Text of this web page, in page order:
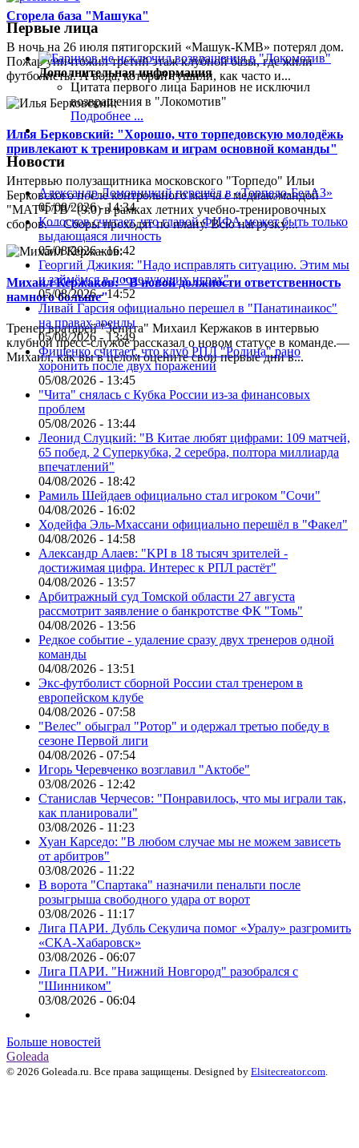
Сгорела база "Машука"
В ночь на 26 июля пятигорский «Машук-КМВ» потерял дом.
Пожар уничтожил третий этаж клубной базы, где жили
футболисты. А вода, которой тушили, как часто и...
Илья Берковский: "Хорошо, что торпедовскую молодёжь
привлекают к тренировкам и играм основной команды"
Интервью полузащитника московского "Торпедо" Ильи
Берковского после контрольного матча с медиакомандой
"МАТЧ ТВ" (9:0) в рамках летних учебно-тренировочных
сборов.— Сборы проходят по плану. Всю нагрузку,...
Михаил Кержаков: "В новой должности ответственность
намного больше"
Тренер вратарей "Зенита" Михаил Кержаков в интервью
клубной пресс-службе рассказал о новом статусе в команде.—
Михаил, как вы в целом оцените свои первые дни в...
Первые лица
Дополнительная информация
Цитата первого лица Баринов не исключил
возвращения в "Локомотив"
Подробнее ...
Новости
Александр Ломовицкий перешёл в «Торпедо-БелАЗ»
05/08/2026 - 14:34
Колосков считает, что главой ФИФА может быть только
выдающаяся личность
05/08/2026 - 16:42
Георгий Джикия: "Надо исправлять ситуацию. Этим мы
и займёмся в последующих играх"
05/08/2026 - 14:52
Ливай Гарсия официально перешел в "Панатинаикос"
на правах аренды
05/08/2026 - 13:49
Фищенко считает, что клуб РПЛ "Родина" рано
хоронить после двух поражений
05/08/2026 - 13:45
"Чита" снялась с Кубка России из-за финансовых
проблем
05/08/2026 - 13:44
Леонид Слуцкий: "В Китае любят цифрами: 109 матчей,
65 побед, 2 Суперкубка, 2 серебра, полтора миллиарда
впечатлений"
04/08/2026 - 18:42
Рамиль Шейдаев официально стал игроком "Сочи"
04/08/2026 - 16:02
Ходейфа Эль-Мхассани официально перешёл в "Факел"
04/08/2026 - 14:58
Александр Алаев: "KPI в 18 тысяч зрителей -
достижимая цифра. Интерес к РПЛ растёт"
04/08/2026 - 13:57
Арбитражный суд Томской области 27 августа
рассмотрит заявление о банкротстве ФК "Томь"
04/08/2026 - 13:56
Редкое событие - удаление сразу двух тренеров одной
команды
04/08/2026 - 13:51
Экс-футболист сборной России стал тренером в
европейском клубе
04/08/2026 - 07:58
"Велес" обыграл "Ротор" и одержал третью победу в
сезоне Первой лиги
04/08/2026 - 07:54
Игорь Черевченко возглавил "Актобе"
03/08/2026 - 12:42
Станислав Черчесов: "Понравилось, что мы играли так,
как планировали"
03/08/2026 - 11:23
Хуан Карседо: "В любом случае мы не можем зависеть
от арбитров"
03/08/2026 - 11:22
В ворота "Спартака" назначили пенальти после
розыгрыша свободного удара от ворот
03/08/2026 - 11:17
Лига ПАРИ. Дубль Секулича помог «Уралу» разгромить
«СКА-Хабаровск»
03/08/2026 - 06:07
Лига ПАРИ. "Нижний Новгород" разобрался с
"Шинником"
03/08/2026 - 06:04
Больше новостей
Goleada
© 2026 Goleada.ru. Все права защищены. Designed by Elsitecreator.com